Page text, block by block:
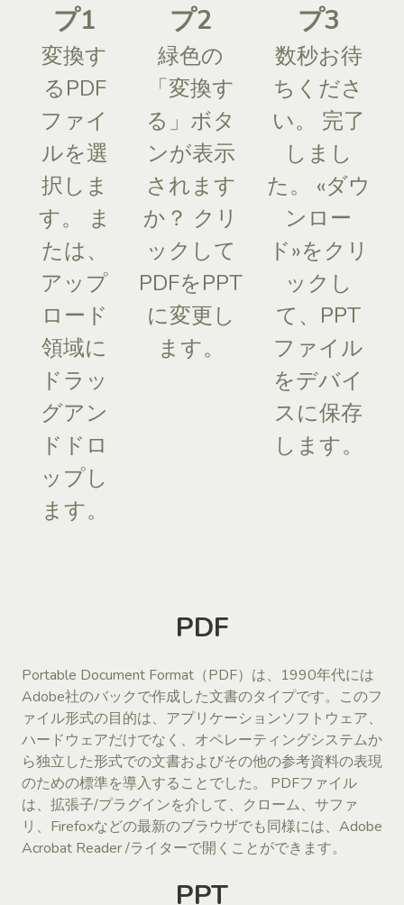
プ1
変換す
るPDF
ファイ
ルを選
択しま
す。 ま
たは、
アップ
ロード
領域に
ドラッ
グアン
ドドロ
ップし
ます。
プ2
緑色の
「変換す
る」ボタ
ンが表示
されます
か？ クリ
ックして
PDFをPPT
に変更し
ます。
プ3
数秒お待
ちくださ
い。 完了
しまし
た。 «ダウ
ンロー
ド»をクリ
ックし
て、PPT
ファイル
をデバイ
スに保存
します。
PDF
Portable Document Format（PDF）は、1990年代には
Adobe社のバックで作成した文書のタイプです。このフ
ァイル形式の目的は、アプリケーションソフトウェア、
ハードウェアだけでなく、オペレーティングシステムか
ら独立した形式での文書およびその他の参考資料の表現
のための標準を導入することでした。 PDFファイル
は、拡張子/プラグインを介して、クローム、サファ
リ、Firefoxなどの最新のブラウザでも同様には、Adobe
Acrobat Reader /ライターで開くことができます。
PPT